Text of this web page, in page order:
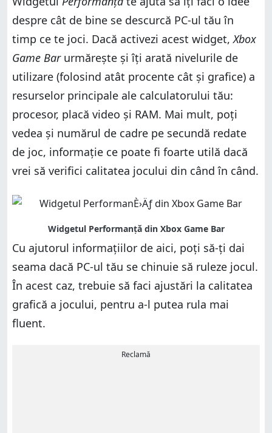
despre cât de bine se descurcă PC-ul tău în
timp ce te joci. Dacă activezi acest widget,Xbox
Game Bar urmărește și îți arată nivelurile de
utilizare (folosind atât procente cât și grafice) a
resurselor principale ale calculatorului tău:
procesor, placă video și RAM. Mai mult, poți
vedea și numărul de cadre pe secundă redate
de joc, informație ce poate fi foarte utilă dacă
vrei să verifici calitatea jocului din când în când.
Cu ajutorul informațiilor de aici, poți să-ți dai
seama dacă PC-ul tău se chinuie să ruleze jocul.
În acest caz, trebuie să faci ajustări la calitatea
grafică a jocului, pentru a-l putea rula mai
fluent.
Reclamă